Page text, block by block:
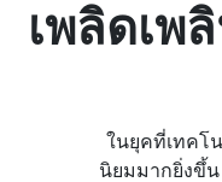
เพลิดเพ
ในยุคที่เทคโ
นิยมมากยิ่งขึ้น